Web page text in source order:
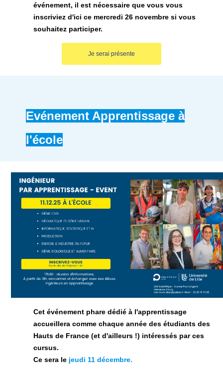
événement, il est nécessaire que vous vous
inscriviez d'ici ce mercredi 26 novembre si vous
souhaitez participer.
Je serai présente
Evénement Apprentissage à
l'école
Cet événement phare dédié à l'apprentissage
accueillera comme chaque année des étudiants des
Hauts de France (et d'ailleurs !) intéressés par ces
cursus.
Ce sera le jeudi 11 décembre.